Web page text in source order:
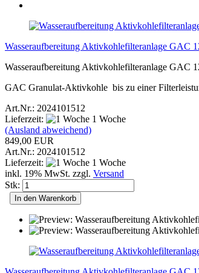
Wasseraufbereitung Aktivkohlefilteranlage GAC
Wasseraufbereitung Aktivkohlefilteranlage GAC
GAC Granulat-Aktivkohle bis zu einer
Art.Nr.: 2024101512
Lieferzeit:
1 Woche
(Ausland abweichend)
849,00 EUR
Art.Nr.: 2024101512
Lieferzeit:
1 Woche
inkl. 19% MwSt. zzgl. Versand
Stk:
In den Warenkorb